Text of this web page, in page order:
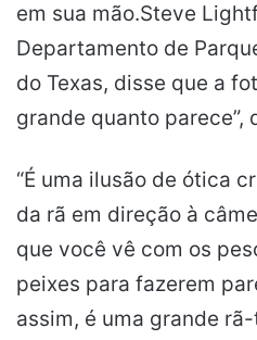
em sua mão.Steve
Departamento de
do Texas, disse que a
grande quanto parece”,
“É uma ilusão de ótica
da rã em direção à
que você vê com os
peixes para fazerem
assim, é uma grande